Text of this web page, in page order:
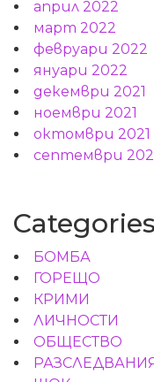
април 2022
март 2022
февруари 2022
януари 2022
декември 2021
ноември 2021
октомври 2021
септември
Categories
БОМБА
ГОРЕЩО
КРИМИ
ЛИЧНОСТИ
ОБЩЕСТВО